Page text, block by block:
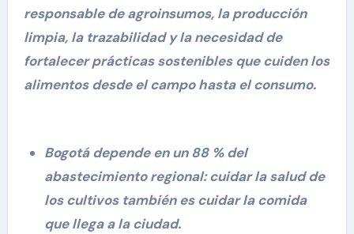
responsable de agroinsumos, la producción
limpia, la trazabilidad y la necesidad de
fortalecer prácticas sostenibles que cuiden los
alimentos desde el campo hasta el consumo.
Bogotá depende en un 88 % del
abastecimiento regional: cuidar la salud de
los cultivos también es cuidar la comida
que llega a la ciudad.